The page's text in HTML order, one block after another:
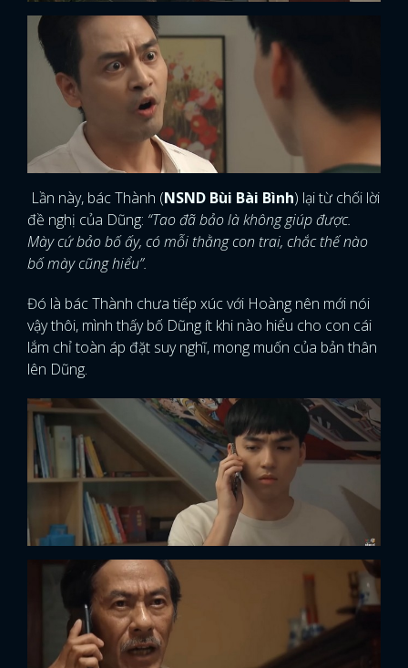
Lần này, bác Thành (NSND Bùi Bài Bình) lại từ chối lời
đề nghị của Dũng: “Tao đã bảo là không giúp được.
Mày cứ bảo bố ấy, có mỗi thằng con trai, chắc thế nào
bố mày cũng hiểu”.
Đó là bác Thành chưa tiếp xúc với Hoàng nên mới nói
vậy thôi, mình thấy bố Dũng ít khi nào hiểu cho con cái
lắm chỉ toàn áp đặt suy nghĩ, mong muốn của bản thân
lên Dũng.